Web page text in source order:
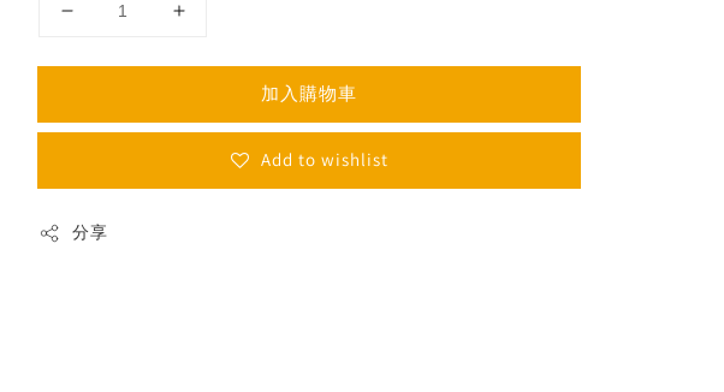
加入購物車
Add to wishlist
分享